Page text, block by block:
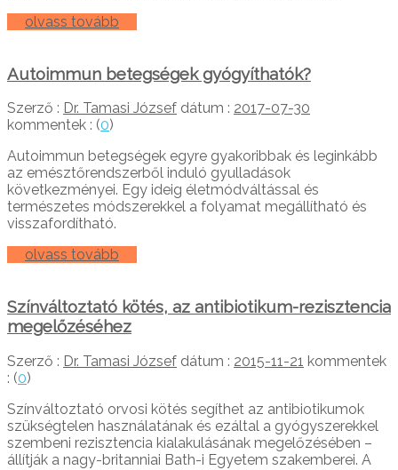
olvass tovább
Autoimmun betegségek gyógyíthatók?
Szerző : Dr. Tamasi József dátum : 2017-07-30
kommentek : (0)
Autoimmun betegségek egyre gyakoribbak és leginkább
az emésztőrendszerből induló gyulladások
következményei. Egy ideig életmódváltással és
természetes módszerekkel a folyamat megállítható és
visszafordítható.
olvass tovább
Színváltoztató kötés, az antibiotikum-rezisztencia
megelőzéséhez
Szerző : Dr. Tamasi József dátum : 2015-11-21 kommentek
: (0)
Színváltoztató orvosi kötés segíthet az antibiotikumok
szükségtelen használatának és ezáltal a gyógyszerekkel
szembeni rezisztencia kialakulásának megelőzésében –
állítják a nagy-britanniai Bath-i Egyetem szakemberei. A